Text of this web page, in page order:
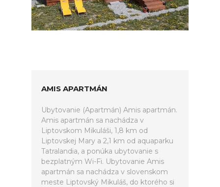
AMIS APARTMÁN
Ubytovanie (Apartmán) Amis apartmán.
Amis apartmán sa nachádza v
Liptovskom Mikuláši, 1,8 km od
Liptovskej Mary a 2,1 km od aquaparku
Tatralandia, a ponúka ubytovanie s
bezplatným Wi-Fi. Ubytovanie Amis
apartmán sa nachádza v slovenskom
meste Liptovský Mikuláš, do ktorého si